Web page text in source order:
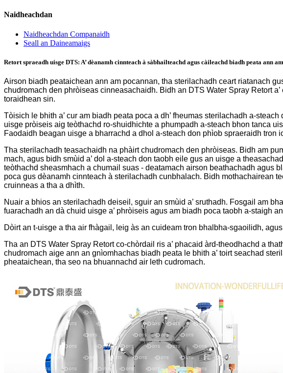
Naidheachdan
Naidheachdan Companaidh
Seall an Daineamaigs
Retort spraeadh uisge DTS: A’ dèanamh cinnteach à sàbhailteachd agus càileachd biadh peata ann
Airson biadh peataichean ann am pocannan, tha sterilachadh ceart riatanach
chudromach den phròiseas cinneasachaidh. Bidh an DTS Water Spray Retort
toraidhean sin.
Tòisich le bhith a’ cur am biadh peata poca a dh’ fheumas sterilachadh a-
uisge pròiseis aig teòthachd ro-shuidhichte a phumpadh a-steach bhon tanca
Faodaidh beagan uisge a bharrachd a dhol a-steach don phìob spraeraidh
Tha sterilachadh teasachaidh na phàirt chudromach den phròiseas. Bidh am
mach, agus bidh smùid a’ dol a-steach don taobh eile gus an uisge a
teòthachd sheasmhach a chumail suas - deatamach airson beathachadh agus
poca gus dèanamh cinnteach à sterilachadh cunbhalach. Bidh mothachairean
cruinneas a tha a dhìth.
Nuair a bhios an sterilachadh deiseil, sguir an smùid a’ sruthadh. Fosgail am
fuarachadh an dà chuid uisge a’ phròiseis agus am biadh poca taobh a-staigh
Dòirt an t-uisge a tha air fhàgail, leig às an cuideam tron ​​bhalbha-sgaoilidh,
Tha an DTS Water Spray Retort co-chòrdail ris a’ phacaid àrd-theodhachd a
chudromach aige ann an gnìomhachas biadh peata le bhith a’ toirt seachad
pheataichean, tha seo na bhuannachd air leth cudromach.